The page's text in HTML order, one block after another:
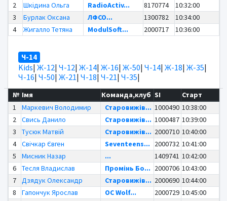
2
Шкідина Ольга RadioActiv... 8170774
10:32:00
3
Бурлак Оксана ЛФСО... 1300782
10:34:00
4
Жигалло Тетяна ModulSoft... 2000717 10:36:00
Ч-14
Kids| Ж-12| Ч-12| Ж-14| Ж-16| Ж-50| Ч-14| Ж-18| Ж-35|
Ч-16| Ч-50| Ж-21| Ч-18| Ч-21| Ч-35|
№ Імя Команда,клуб SI
Старт
1
Маркевич Володимир Старовижів... 1000490 10:38:00
2
Свись Данило Старовижів... 1000487 10:39:00
3
Тусюк Матвій Старовижів... 2000710 10:40:00
4
Свічкар Євген Seventeens... 2000732 10:41:00
5
Мисник Назар ... 1409741 10:42:00
6
Тесля Владислав Промінь Бо... 2000706 10:43:00
7
Дзядук Олександр Старовижів... 2000690 10:44:00
8
Гапончук Ярослав OC Wolf... 2000729 10:45:00